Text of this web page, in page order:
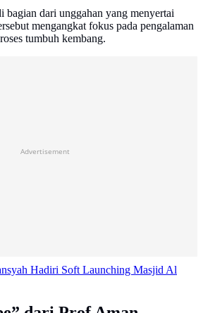
bagian dari unggahan yang menyertai
mengangkat fokus pada pengalaman
tumbuh kembang.
Advertisement
Hadiri Soft Launching Masjid Al